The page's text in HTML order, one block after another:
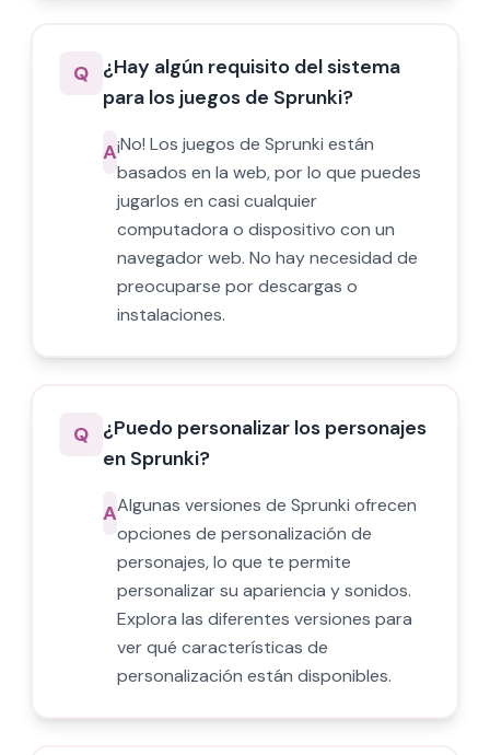
Q ¿Hay algún requisito del sistema
para los juegos de Sprunki?
A¡No! Los juegos de Sprunki están
basados en la web, por lo que puedes
jugarlos en casi cualquier
computadora o dispositivo con un
navegador web. No hay necesidad de
preocuparse por descargas o
instalaciones.
Q ¿Puedo personalizar los personajes
en Sprunki?
AAlgunas versiones de Sprunki ofrecen
opciones de personalización de
personajes, lo que te permite
personalizar su apariencia y sonidos.
Explora las diferentes versiones para
ver qué características de
personalización están disponibles.